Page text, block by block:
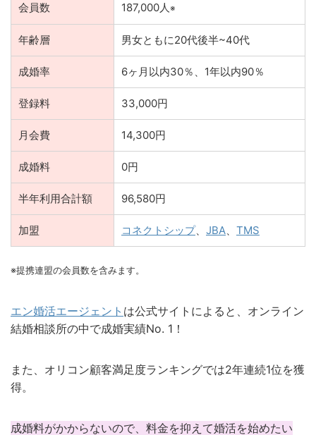
会員数 187,000人※
年齢層 男女ともに20代後半~40代
成婚率 6ヶ月以内30％、1年以内90％
登録料 33,000円
月会費 14,300円
成婚料 0円
半年利用合計額 96,580円
加盟 コネクトシップ、 JBA、 TMS
※提携連盟の会員数を含みます。
エン婚活エージェント は公式サイトによると、オンライン
結婚相談所の中で成婚実績No. 1！
また、オリコン顧客満足度ランキングでは2年連続1位を獲
得。
成婚料がかからないので、料金を抑えて婚活を始めたい